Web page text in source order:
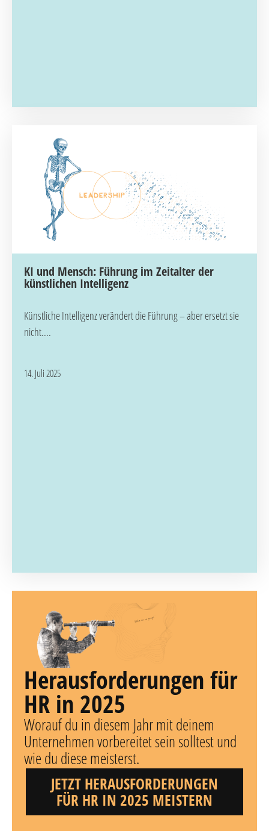
KI und Mensch: Führung im Zeitalter der
künstlichen Intelligenz
Künstliche Intelligenz verändert die Führung – aber ersetzt sie
nicht....
14. Juli 2025
Herausforderungen für
HR in 2025
Worauf du in diesem Jahr mit deinem
Unternehmen vorbereitet sein solltest und
wie du diese meisterst.
JETZT HERAUSFORDERUNGEN
FÜR HR IN 2025 MEISTERN